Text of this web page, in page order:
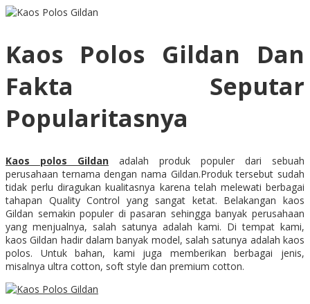
Kaos Polos Gildan Dan
Fakta Seputar
Popularitasnya
Kaos polos Gildan adalah produk populer dari sebuah
perusahaan ternama dengan nama Gildan.Produk tersebut sudah
tidak perlu diragukan kualitasnya karena telah melewati berbagai
tahapan Quality Control yang sangat ketat. Belakangan kaos
Gildan semakin populer di pasaran sehingga banyak perusahaan
yang menjualnya, salah satunya adalah kami. Di tempat kami,
kaos Gildan hadir dalam banyak model, salah satunya adalah kaos
polos. Untuk bahan, kami juga memberikan berbagai jenis,
misalnya ultra cotton, soft style dan premium cotton.